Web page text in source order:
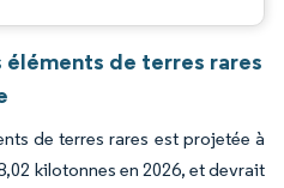
éléments de terres rares
de terres rares est projetée à
kilotonnes en 2026, et devrait